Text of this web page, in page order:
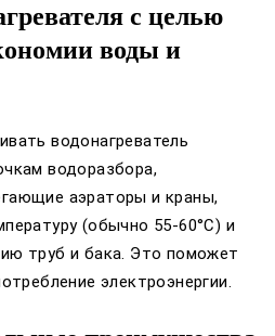
с целью
воды и
водонагреватель
водоразбора,
аэраторы и краны,
(обычно 55-60°C) и
труб и бака. Это поможет
электроэнергии.